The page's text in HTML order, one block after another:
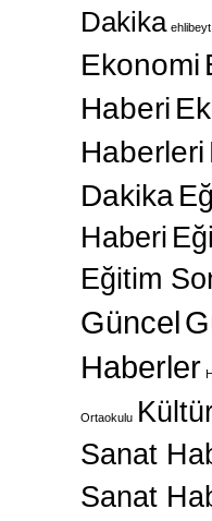
Dakika ehlibeyt
Ekonomi
Haberi
Haberleri
Dakika
Haberi
Eğitim
Güncel
Haberler
Ortaokulu
Sanat
Sanat